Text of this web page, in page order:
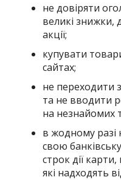
не довіряти
великі знижки,
акції;
купувати
сайтах;
не переходити
та не вводити
на незнайомих
в жодному разі
свою
строк дії
які надходять